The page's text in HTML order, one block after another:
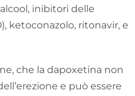
inibitori delle
ketoconazolo, ritonavir, e
che la dapoxetina non
e può essere